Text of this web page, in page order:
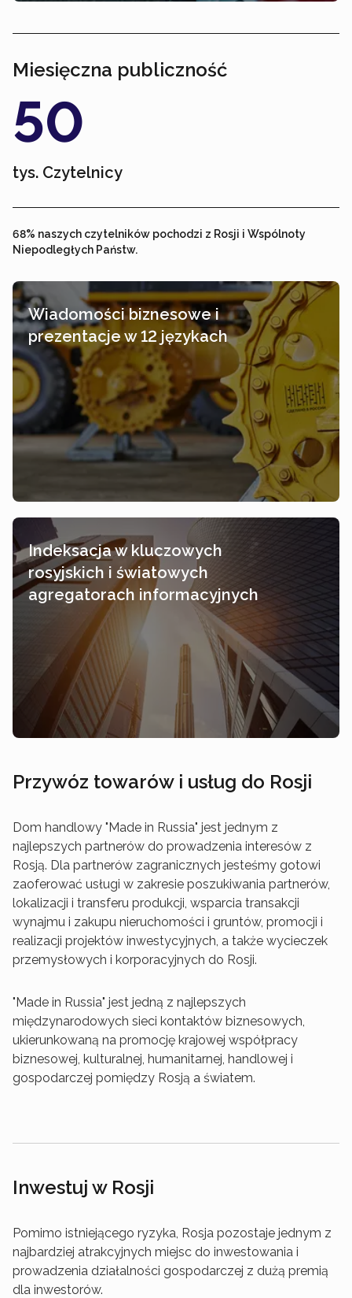
Miesięczna publiczność
50
tys. Czytelnicy
68% naszych czytelników pochodzi z Rosji i Wspólnoty
Niepodległych Państw.
Wiadomości biznesowe i
prezentacje w 12 językach
Indeksacja w kluczowych
rosyjskich i światowych
agregatorach informacyjnych
Przywóz towarów i usług do Rosji
Dom handlowy "Made in Russia" jest jednym z
najlepszych partnerów do prowadzenia interesów z
Rosją. Dla partnerów zagranicznych jesteśmy gotowi
zaoferować usługi w zakresie poszukiwania partnerów,
lokalizacji i transferu produkcji, wsparcia transakcji
wynajmu i zakupu nieruchomości i gruntów, promocji i
realizacji projektów inwestycyjnych, a także wycieczek
przemysłowych i korporacyjnych do Rosji.
"Made in Russia" jest jedną z najlepszych
międzynarodowych sieci kontaktów biznesowych,
ukierunkowaną na promocję krajowej współpracy
biznesowej, kulturalnej, humanitarnej, handlowej i
gospodarczej pomiędzy Rosją a światem.
Inwestuj w Rosji
Pomimo istniejącego ryzyka, Rosja pozostaje jednym z
najbardziej atrakcyjnych miejsc do inwestowania i
prowadzenia działalności gospodarczej z dużą premią
dla inwestorów.